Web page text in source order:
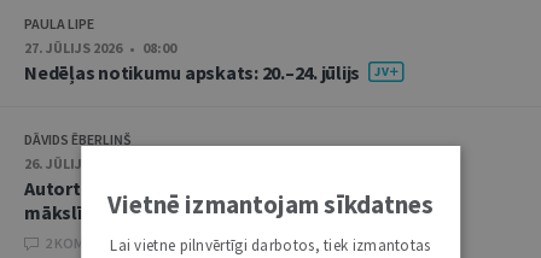
PAULA LIPE
27. JŪLIJS 2026 • 08:00
Nedēļas notikumu apskats: 20.–24. jūlijs
DĀVIDS ĒBERLIŅŠ
26. JŪLIJS 2026 • 08:00
Autortiesību subjekta un objekta juridiskie aspekti
mākslīgā intelekta kontekstā
2 KOMENTĀRI
Vietnē izmantojam sīkdatnes
Lai vietne pilnvērtīgi darbotos, tiek izmantotas